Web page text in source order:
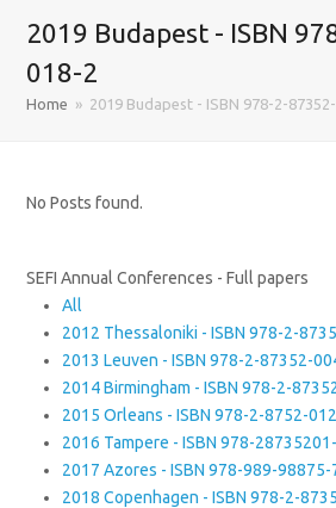
2019 Budapest - ISBN
018-2
Home » 2019 Budapest - ISBN 978-2-
No Posts found.
SEFI Annual Conferences - Full papers
All
2012 Thessaloniki - ISBN 978-2-
2013 Leuven - ISBN 978-2-87352-
2014 Birmingham - ISBN 978-2-
2015 Orleans - ISBN 978-2-8752-
2016 Tampere - ISBN 978-
2017 Azores - ISBN 978-989-98875-
2018 Copenhagen - ISBN 978-2-